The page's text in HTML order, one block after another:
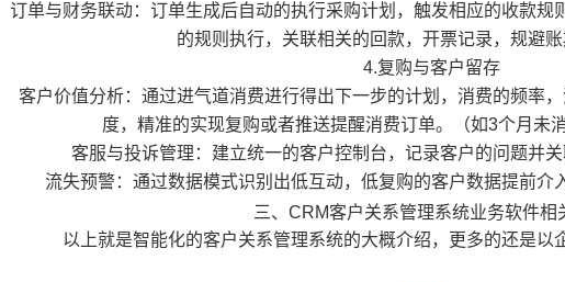
订单与财务联动：订单生成后自动的执行采购计划，触发相应的收款规
的规则执行，关联相关的回款，开票记录，规避账
4.复购与客户留存
客户价值分析：通过进气道消费进行得出下一步的计划，消费的频率
度，精准的实现复购或者推送提醒消费订单。（如3个月未
客服与投诉管理：建立统一的客户控制台，记录客户的问题并关
流失预警：通过数据模式识别出低互动，低复购的客户数据提前介
三、CRM客户关系管理系统业务软件相
以上就是智能化的客户关系管理系统的大概介绍，更多的还是以